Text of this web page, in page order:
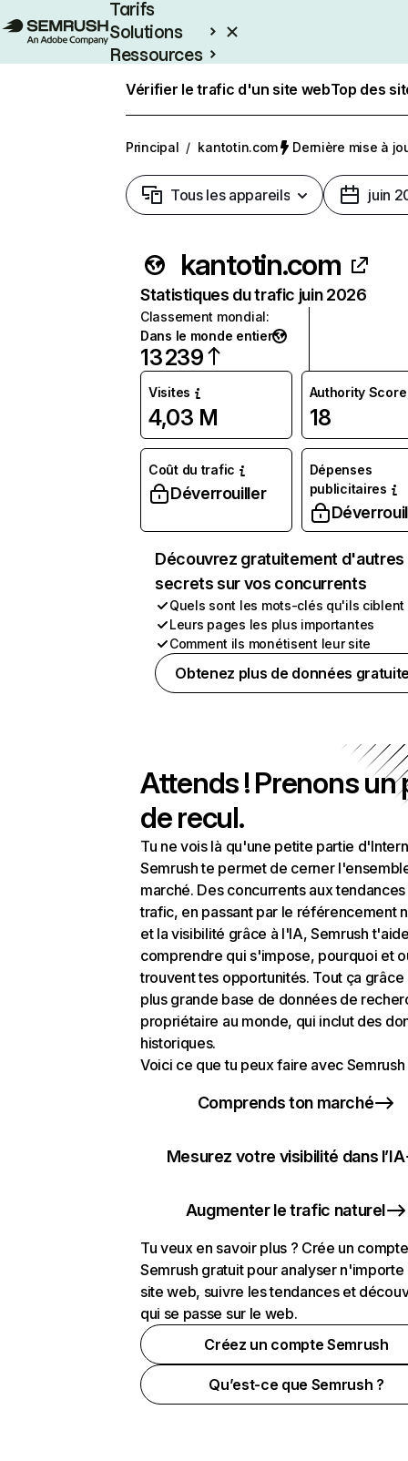
Tarifs
Solutions
Ressources
Vérifier le trafic d'un site webTop des
Principal / kantotin.com Dernière mise à
Tous les appareils juin
kantotin.com
Statistiques du trafic juin 2026
Classement mondial:
Dans le monde entier
13 239
Visites
4,03 M
Authority Score
18
Coût du trafic
Déverrouiller
Dépenses
publicitaires
Découvrez gratuitement d'autres
secrets sur vos concurrents
Quels sont les mots-clés qu'ils ciblent
Leurs pages les plus importantes
Comment ils monétisent leur site
Obtenez plus de données
Attends ! Prenons un
de recul.
Tu ne vois là qu'une petite partie
Semrush te permet de cerner
marché. Des concurrents aux
trafic, en passant par le référencement
et la visibilité grâce à l'IA, Semrush
comprendre qui s'impose, pourquoi et
trouvent tes opportunités. Tout ça grâce
plus grande base de données de
propriétaire au monde, qui inclut des
historiques.
Voici ce que tu peux faire avec Semrush
Comprends ton marché
Mesurez votre visibilité dans l’IA
Augmenter le trafic naturel
Tu veux en savoir plus ? Crée un compte
Semrush gratuit pour analyser n'importe
site web, suivre les tendances et
qui se passe sur le web.
Créez un compte Semrush
Qu’est-ce que Semrush ?